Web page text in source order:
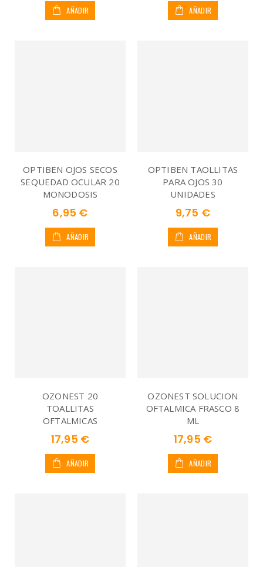
AÑADIR AÑADIR
OPTIBEN OJOS SECOS
SEQUEDAD OCULAR 20
MONODOSIS
6,95 €
AÑADIR
OPTIBEN TAOLLITAS
PARA OJOS 30
UNIDADES
9,75 €
AÑADIR
OZONEST 20
TOALLITAS
OFTALMICAS
17,95 €
AÑADIR
OZONEST SOLUCION
OFTALMICA FRASCO 8
ML
17,95 €
AÑADIR